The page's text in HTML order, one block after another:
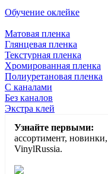
Обучение оклейке
Матовая пленка
Глянцевая пленка
Текстурная пленка
Хромированная пленка
Полиуретановая пленка
С каналами
Без каналов
Экстра клей
Узнайте первыми:
ассортимент,
VinylRussia.